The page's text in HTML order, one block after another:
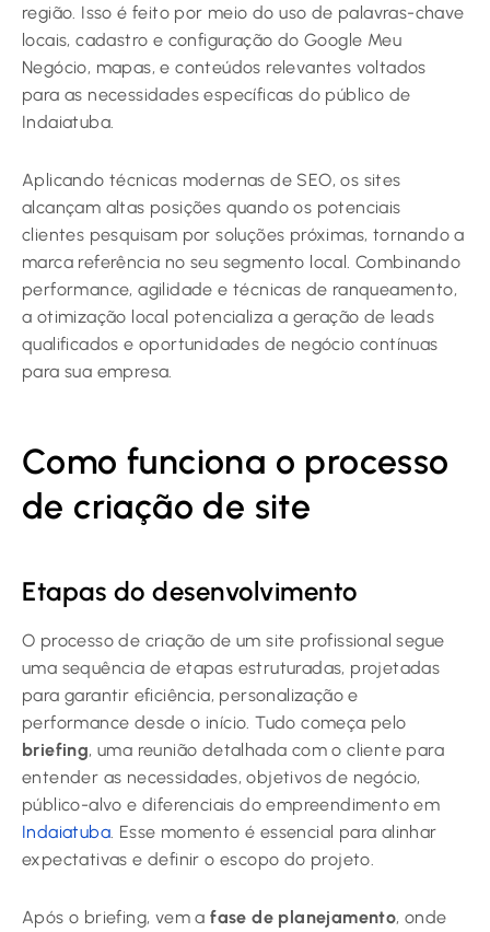
região. Isso é feito por meio do uso de palavras-chave
locais, cadastro e configuração do Google Meu
Negócio, mapas, e conteúdos relevantes voltados
para as necessidades específicas do público de
Indaiatuba.
Aplicando técnicas modernas de SEO, os sites
alcançam altas posições quando os potenciais
clientes pesquisam por soluções próximas, tornando a
marca referência no seu segmento local. Combinando
performance, agilidade e técnicas de ranqueamento,
a otimização local potencializa a geração de leads
qualificados e oportunidades de negócio contínuas
para sua empresa.
Como funciona o processo
de criação de site
Etapas do desenvolvimento
O processo de criação de um site profissional segue
uma sequência de etapas estruturadas, projetadas
para garantir eficiência, personalização e
performance desde o início. Tudo começa pelo
briefing, uma reunião detalhada com o cliente para
entender as necessidades, objetivos de negócio,
público-alvo e diferenciais do empreendimento em
Indaiatuba . Esse momento é essencial para alinhar
expectativas e definir o escopo do projeto.
Após o briefing, vem afase de planejamento, onde